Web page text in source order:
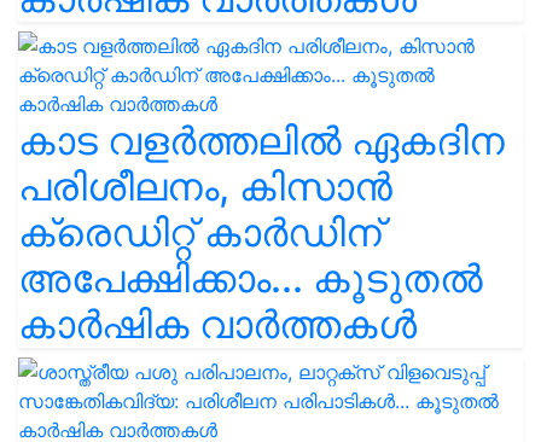
കാട വളര്‍ത്തലിൽ ഏകദിന
പരിശീലനം, കിസാൻ
ക്രെഡിറ്റ് കാർഡിന്
അപേക്ഷിക്കാം... കൂടുതൽ
കാർഷിക വാർത്തകൾ